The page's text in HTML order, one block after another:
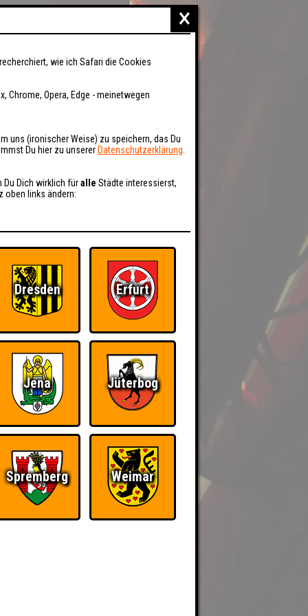
×
wie ich Safari die Cookies
Chrome, Opera, Edge - meinetwegen
uns (ironischer Weise) zu speichern, das Du
Du hier zu unserer Datenschutzerklärung
Du Dich wirklich füralle Städte interessierst,
oben links ändern:
Dresden Erfurt
Jena Jüterbog
Spremberg Weimar